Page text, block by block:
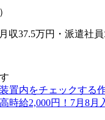
収37.5万円・派遣社